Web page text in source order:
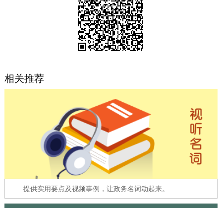
法人服务
阳光政务
12345网上接诉即办 我要咨询 我要建议
参与调查 在线访谈 图说互动
走进北京
相关推荐
提供实用要点及视频事例，让政务名词动起来。